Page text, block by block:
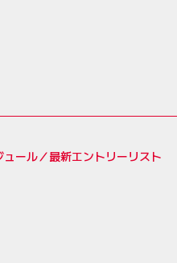
ール／最新エントリーリスト